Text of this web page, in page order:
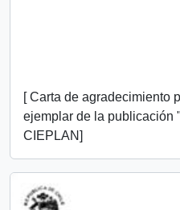
[ Carta de agradecimiento
ejemplar de la publicación
CIEPLAN]